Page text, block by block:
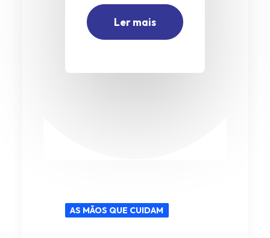
Ler mais
AS MÃOS QUE CUIDAM